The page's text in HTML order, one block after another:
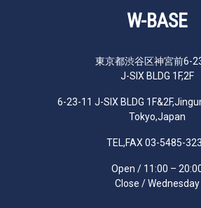
W-BASE
東京都渋谷区神宮前6-
J-SIX BLDG 1F,2F
6-23-11 J-SIX BLDG
Tokyo,Japan
TEL,FAX 03-5485-
Open / 11:00 –
Close / Wednesday